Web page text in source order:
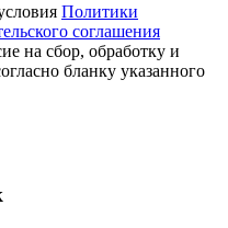
Политики
соглашения
на сбор, обработку и
бланку указанного